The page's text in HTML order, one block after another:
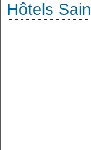
Hôtels